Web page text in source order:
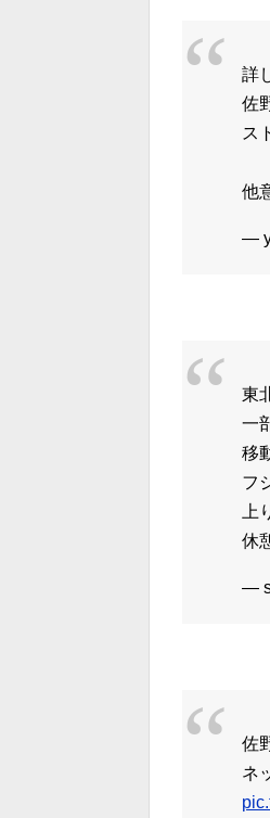
詳
佐
ス
他
—
東
一
移
フ
休
—
佐
ネ